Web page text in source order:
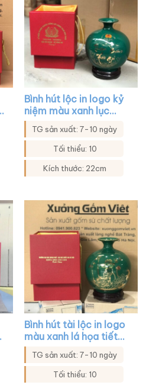
Bình hút lộc in logo kỷ
niệm màu xanh lục
họa tiết thuận buồm
xuôi gió vàng kim XG-
BHL46
TG sản xuất: 7-10 ngày
Tối thiểu: 10
Kích thước: 22cm
Bình hút tài lộc in logo
màu xanh lá họa tiết
hoa sen in decal vàng
XG-BHL39
TG sản xuất: 7-10 ngày
Tối thiểu: 10